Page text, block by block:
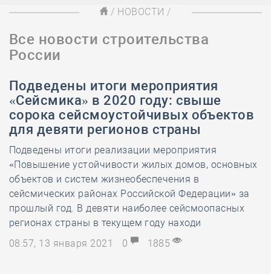
/ НОВОСТИ /
Все новости строительства
России
Подведены итоги мероприятия
«Сейсмика» в 2020 году: свыше
сорока сейсмоустойчивых объектов
для девяти регионов страны
Подведены итоги реализации мероприятия
«Повышение устойчивости жилых домов, основных
объектов и систем жизнеобеспечения в
сейсмических районах Российской Федерации» за
прошлый год. В девяти наиболее сейсмоопасных
регионах страны в текущем году находи
08:57, 13 января 2021
0 1885